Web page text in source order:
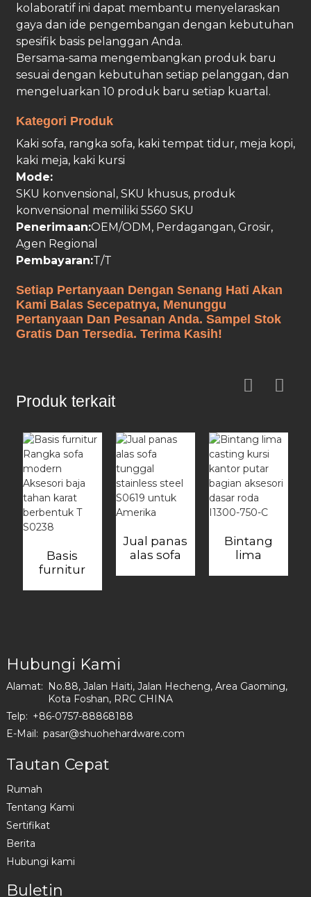
kolaboratif ini dapat membantu menyelaraskan
gaya dan ide pengembangan dengan kebutuhan
spesifik basis pelanggan Anda.
Bersama-sama mengembangkan produk baru
sesuai dengan kebutuhan setiap pelanggan, dan
mengeluarkan 10 produk baru setiap kuartal.
Kategori Produk
Kaki sofa, rangka sofa, kaki tempat tidur, meja kopi,
kaki meja, kaki kursi
Mode:
SKU konvensional, SKU khusus, produk
konvensional memiliki 5560 SKU
Penerimaan:OEM/ODM, Perdagangan, Grosir,
Agen Regional
Pembayaran:T/T
Setiap Pertanyaan Dengan Senang Hati Akan
Kami Balas Secepatnya, Menunggu
Pertanyaan Dan Pesanan Anda. Sampel Stok
Gratis Dan Tersedia. Terima Kasih!
Produk terkait
Basis
furnitur
berbentuk
T S0238
Jual panas
alas sofa
Bintang
lima
Hubungi Kami
Alamat: No.88, Jalan Haiti, Jalan Hecheng, Area Gaoming,
Kota Foshan, RRC CHINA
Telp: +86-0757-88868188
E-Mail: pasar@shuohehardware.com
Tautan Cepat
Rumah
Tentang Kami
Sertifikat
Berita
Hubungi kami
Buletin